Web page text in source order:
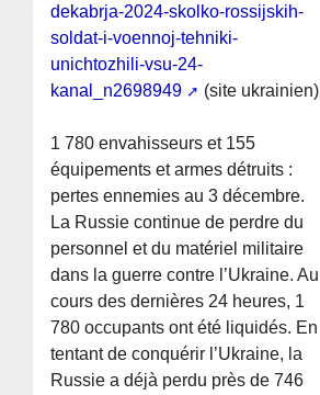
dekabrja-2024-skolko-rossijskih-
soldat-i-voennoj-tehniki-
unichtozhili-vsu-24-
kanal_n2698949
(site ukrainien)
1 780 envahisseurs et 155
équipements et armes détruits :
pertes ennemies au 3 décembre.
La Russie continue de perdre du
personnel et du matériel militaire
dans la guerre contre l’Ukraine. Au
cours des dernières 24 heures, 1
780 occupants ont été liquidés. En
tentant de conquérir l’Ukraine, la
Russie a déjà perdu près de 746